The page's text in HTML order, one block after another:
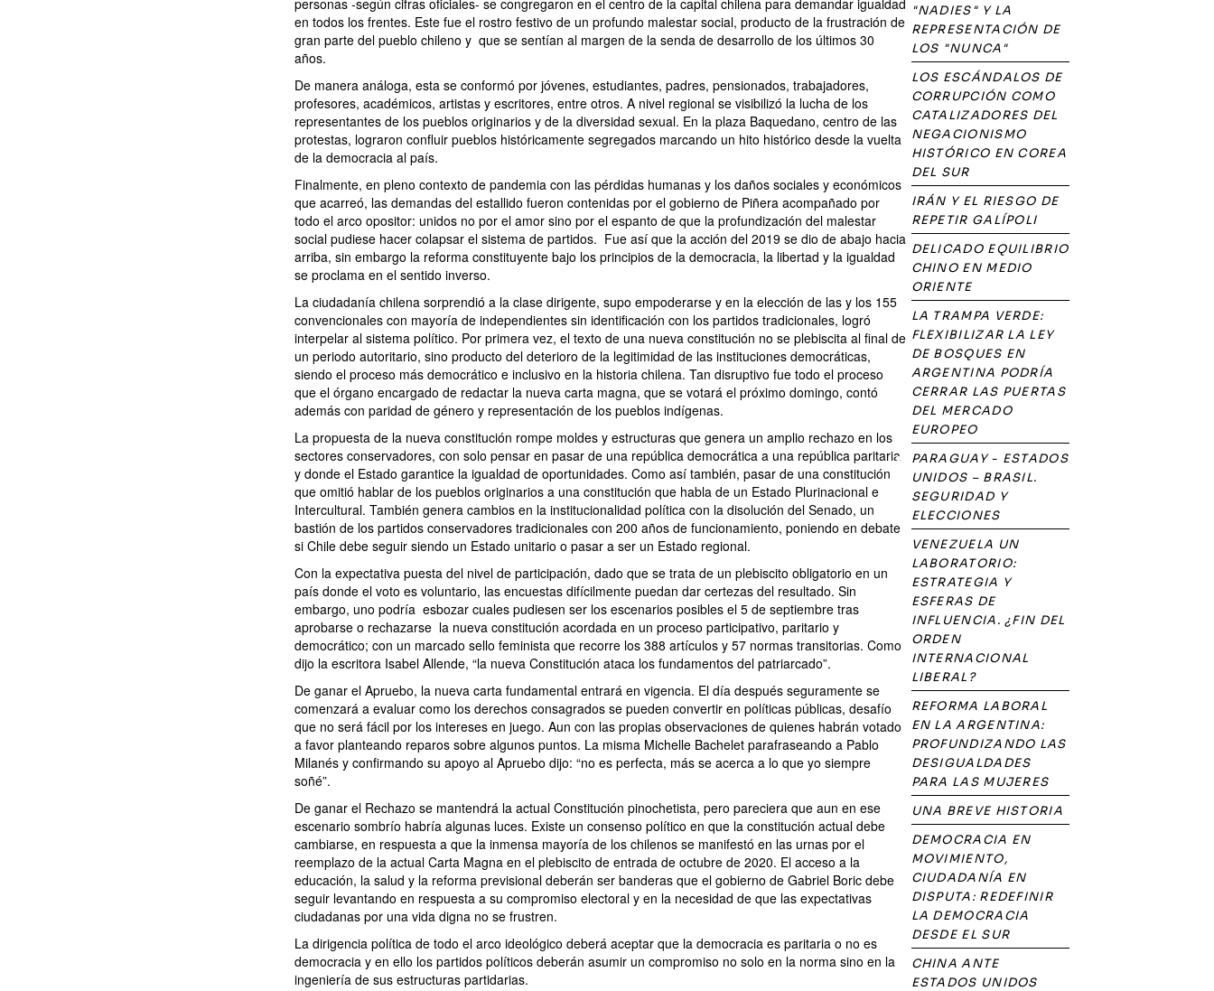
personas -según cifras oficiales- se congregaron en el centro de la capital chilena para demandar igualdad
en todos los frentes. Este fue el rostro festivo de un profundo malestar social, producto de la frustración de
gran parte del pueblo chileno y que se sentían al margen de la senda de desarrollo de los últimos 30
años.
De manera análoga, esta se conformó por jóvenes, estudiantes, padres, pensionados, trabajadores,
profesores, académicos, artistas y escritores, entre otros. A nivel regional se visibilizó la lucha de los
representantes de los pueblos originarios y de la diversidad sexual. En la plaza Baquedano, centro de las
protestas, lograron confluir pueblos históricamente segregados marcando un hito histórico desde la vuelta
de la democracia al país.
Finalmente, en pleno contexto de pandemia con las pérdidas humanas y los daños sociales y económicos
que acarreó, las demandas del estallido fueron contenidas por el gobierno de Piñera acompañado por
todo el arco opositor: unidos no por el amor sino por el espanto de que la profundización del malestar
social pudiese hacer colapsar el sistema de partidos. Fue así que la acción del 2019 se dio de abajo hacia
arriba, sin embargo la reforma constituyente bajo los principios de la democracia, la libertad y la igualdad
se proclama en el sentido inverso.
La ciudadanía chilena sorprendió a la clase dirigente, supo empoderarse y en la elección de las y los 155
convencionales con mayoría de independientes sin identificación con los partidos tradicionales, logró
interpelar al sistema político. Por primera vez, el texto de una nueva constitución no se plebiscita al final de
un periodo autoritario, sino producto del deterioro de la legitimidad de las instituciones democráticas,
siendo el proceso más democrático e inclusivo en la historia chilena. Tan disruptivo fue todo el proceso
que el órgano encargado de redactar la nueva carta magna, que se votará el próximo domingo, contó
además con paridad de género y representación de los pueblos indígenas.
La propuesta de la nueva constitución rompe moldes y estructuras que genera un amplio rechazo en los
sectores conservadores, con solo pensar en pasar de una república democrática a una república paritaria
y donde el Estado garantice la igualdad de oportunidades. Como así también, pasar de una constitución
que omitió hablar de los pueblos originarios a una constitución que habla de un Estado Plurinacional e
Intercultural. También genera cambios en la institucionalidad política con la disolución del Senado, un
bastión de los partidos conservadores tradicionales con 200 años de funcionamiento, poniendo en debate
si Chile debe seguir siendo un Estado unitario o pasar a ser un Estado regional.
Con la expectativa puesta del nivel de participación, dado que se trata de un plebiscito obligatorio en un
país donde el voto es voluntario, las encuestas difícilmente puedan dar certezas del resultado. Sin
embargo, uno podría esbozar cuales pudiesen ser los escenarios posibles el 5 de septiembre tras
aprobarse o rechazarse la nueva constitución acordada en un proceso participativo, paritario y
democrático; con un marcado sello feminista que recorre los 388 artículos y 57 normas transitorias. Como
dijo la escritora Isabel Allende, “la nueva Constitución ataca los fundamentos del patriarcado”.
De ganar el Apruebo, la nueva carta fundamental entrará en vigencia. El día después seguramente se
comenzará a evaluar como los derechos consagrados se pueden convertir en políticas públicas, desafío
que no será fácil por los intereses en juego. Aun con las propias observaciones de quienes habrán votado
a favor planteando reparos sobre algunos puntos. La misma Michelle Bachelet parafraseando a Pablo
Milanés y confirmando su apoyo al Apruebo dijo: “no es perfecta, más se acerca a lo que yo siempre
soñé”.
De ganar el Rechazo se mantendrá la actual Constitución pinochetista, pero pareciera que aun en ese
escenario sombrío habría algunas luces. Existe un consenso político en que la constitución actual debe
cambiarse, en respuesta a que la inmensa mayoría de los chilenos se manifestó en las urnas por el
reemplazo de la actual Carta Magna en el plebiscito de entrada de octubre de 2020. El acceso a la
educación, la salud y la reforma previsional deberán ser banderas que el gobierno de Gabriel Boric debe
seguir levantando en respuesta a su compromiso electoral y en la necesidad de que las expectativas
ciudadanas por una vida digna no se frustren.
La dirigencia política de todo el arco ideológico deberá aceptar que la democracia es paritaria o no es
democracia y en ello los partidos políticos deberán asumir un compromiso no solo en la norma sino en la
ingeniería de sus estructuras partidarias.
"NADIES" Y LA
REPRESENTACIÓN DE
LOS "NUNCA"
LOS ESCÁNDALOS DE
CORRUPCIÓN COMO
CATALIZADORES DEL
NEGACIONISMO
HISTÓRICO EN COREA
DEL SUR
IRÁN Y EL RIESGO DE
REPETIR GALÍPOLI
DELICADO EQUILIBRIO
CHINO EN MEDIO
ORIENTE
LA TRAMPA VERDE:
FLEXIBILIZAR LA LEY
DE BOSQUES EN
ARGENTINA PODRÍA
CERRAR LAS PUERTAS
DEL MERCADO
EUROPEO
PARAGUAY - ESTADOS
UNIDOS – BRASIL.
SEGURIDAD Y
ELECCIONES
VENEZUELA UN
LABORATORIO:
ESTRATEGIA Y
ESFERAS DE
INFLUENCIA. ¿FIN DEL
ORDEN
INTERNACIONAL
LIBERAL?
REFORMA LABORAL
EN LA ARGENTINA:
PROFUNDIZANDO LAS
DESIGUALDADES
PARA LAS MUJERES
UNA BREVE HISTORIA
DEMOCRACIA EN
MOVIMIENTO,
CIUDADANÍA EN
DISPUTA: REDEFINIR
LA DEMOCRACIA
DESDE EL SUR
CHINA ANTE
ESTADOS UNIDOS